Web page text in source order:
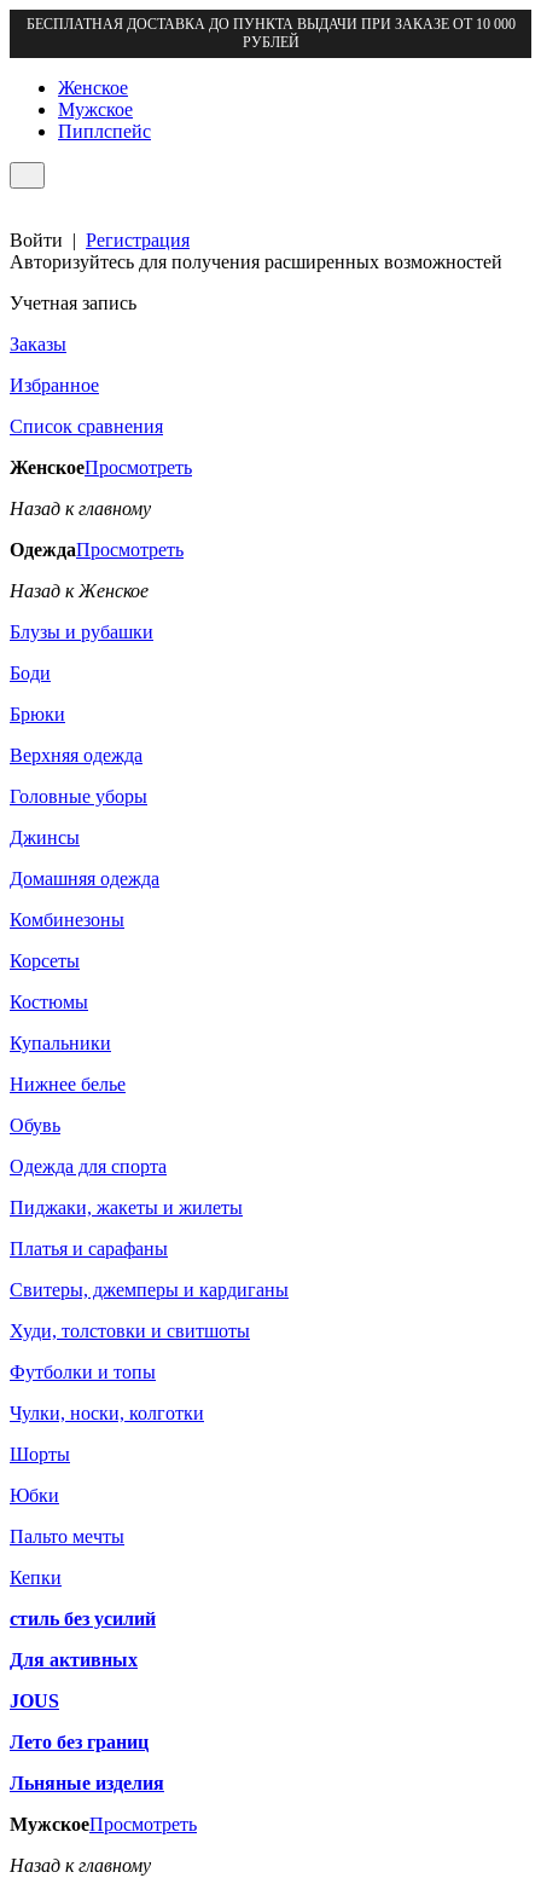
БЕСПЛАТНАЯ ДОСТАВКА ДО ПУНКТА ВЫДАЧИ ПРИ ЗАКАЗЕ ОТ 10 000
РУБЛЕЙ
Женское
Мужское
Пиплспейс
Войти | Регистрация
Авторизуйтесь для получения расширенных возможностей
Учетная запись
Заказы
Избранное
Список сравнения
ЖенскоеПросмотреть
Назад к главному
ОдеждаПросмотреть
Назад к Женское
Блузы и рубашки
Боди
Брюки
Верхняя одежда
Головные уборы
Джинсы
Домашняя одежда
Комбинезоны
Корсеты
Костюмы
Купальники
Нижнее белье
Обувь
Одежда для спорта
Пиджаки, жакеты и жилеты
Платья и сарафаны
Свитеры, джемперы и кардиганы
Худи, толстовки и свитшоты
Футболки и топы
Чулки, носки, колготки
Шорты
Юбки
Пальто мечты
Кепки
стиль без усилий
Для активных
JOUS
Лето без границ
Льняные изделия
МужскоеПросмотреть
Назад к главному